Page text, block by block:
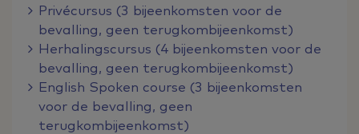
Privécursus (3 bijeenkomsten voor de
bevalling, geen terugkombijeenkomst)
Herhalingscursus (4 bijeenkomsten voor de
bevalling, geen terugkombijeenkomst)
English Spoken course (3 bijeenkomsten
voor de bevalling, geen
terugkombijeenkomst)